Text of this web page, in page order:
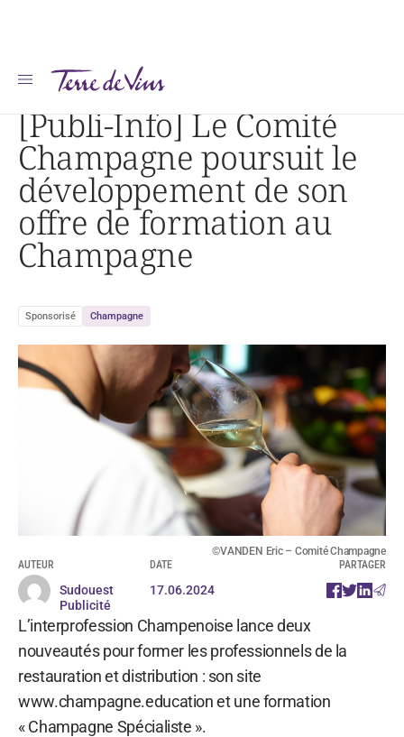
Accueil
Actualités
[Publi-Info] Le Comité Champagne poursuit le développement de son offre de formation au
Champagne
[Publi-Info] Le Comité
Champagne poursuit le
développement de son
offre de formation au
Champagne
Sponsorisé Champagne
©VANDEN Eric – Comité Champagne
AUTEUR
Sudouest
Publicité
DATE
17.06.2024
PARTAGER
L’interprofession Champenoise lance deux
nouveautés pour former les professionnels de la
restauration et distribution : son site
www.champagne.education et une formation
« Champagne Spécialiste ».